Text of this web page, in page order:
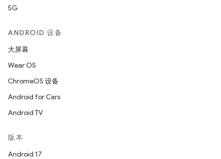
5G
ANDROID 设备
大屏幕
Wear OS
ChromeOS 设备
Android for Cars
Android TV
版本
Android 17